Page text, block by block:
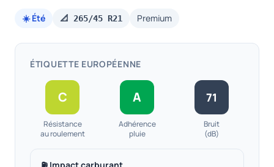
☀️ Été 📐 265/45 R21 Premium
ÉTIQUETTE EUROPÉENNE
C
Résistance
au roulement
A
Adhérence
pluie
71
Bruit
(dB)